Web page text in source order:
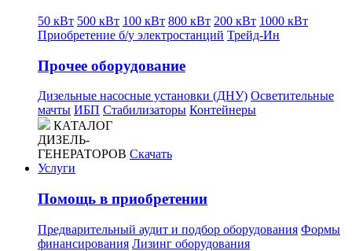
50 кВт 500 кВт 100 кВт 800 кВт 200 кВт 1000 кВт
Приобретение б/у электростанций Трейд-Ин
Прочее оборудование
Дизельные насосные установки (ДНУ) Осветительные
мачты ИБП Стабилизаторы Контейнеры
КАТАЛОГ
ДИЗЕЛЬ-
ГЕНЕРАТОРОВ Скачать
Услуги
Помощь в приобретении
Предварительный аудит и подбор оборудования Формы
финансирования Лизинг оборудования